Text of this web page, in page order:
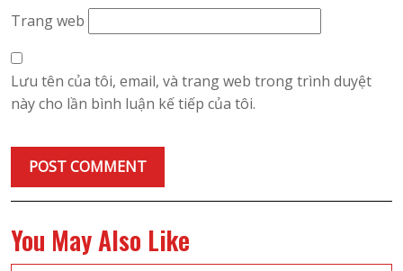
Trang web
Lưu tên của tôi, email, và trang web trong trình duyệt
này cho lần bình luận kế tiếp của tôi.
You May Also Like